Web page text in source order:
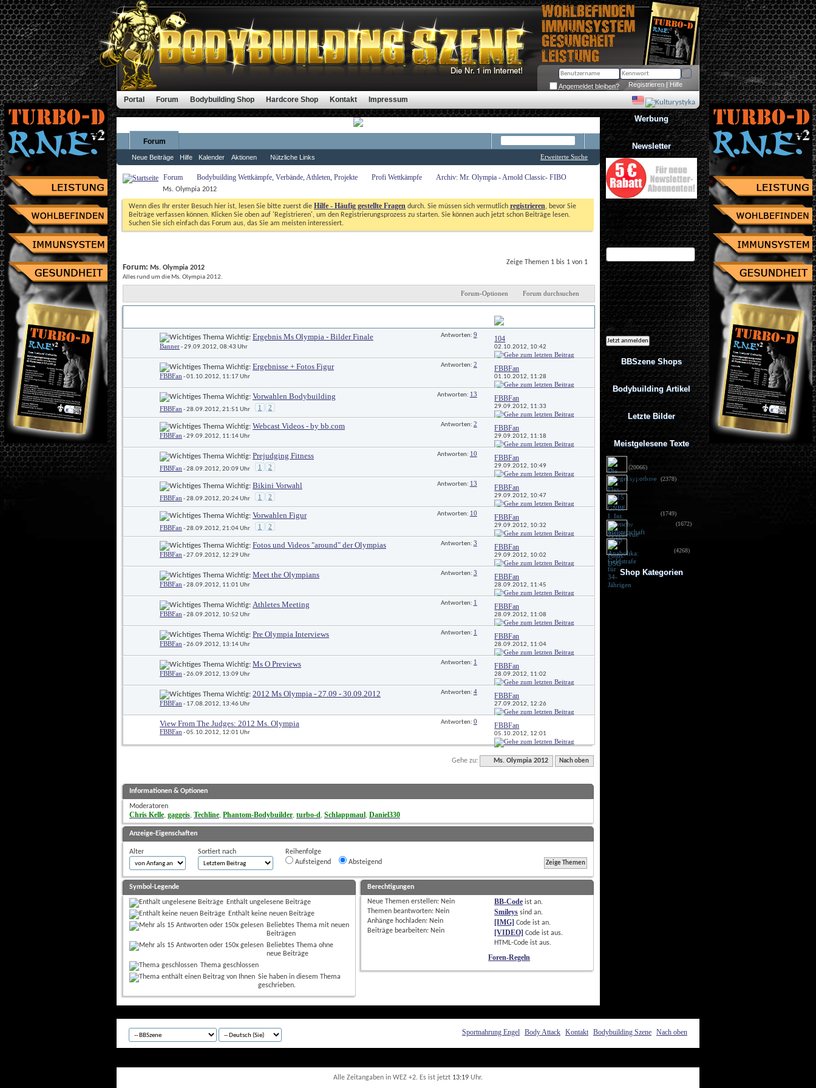
Angemeldet bleiben? Registrieren | Hilfe
Portal Forum Bodybuilding Shop Hardcore Shop Kontakt Impressum
Forum
Neue Beiträge Hilfe Kalender Aktionen Nützliche Links Erweiterte Suche
Forum Bodybuilding Wettkämpfe, Verbände, Athleten, Projekte Profi Wettkämpfe Archiv: Mr. Olympia - Arnold Classic- FIBO
Ms. Olympia 2012
Wenn dies Ihr erster Besuch hier ist, lesen Sie bitte zuerst die Hilfe - Häufig gestellte Fragen durch. Sie müssen sich vermutlich registrieren, bevor Sie
Beiträge verfassen können. Klicken Sie oben auf 'Registrieren', um den Registrierungsprozess zu starten. Sie können auch jetzt schon Beiträge lesen.
Suchen Sie sich einfach das Forum aus, das Sie am meisten interessiert.
Zeige Themen 1 bis 1 von 1
Forum: Ms. Olympia 2012
Alles rund um die Ms. Olympia 2012.
Forum-Optionen Forum durchsuchen
Wichtig: Ergebnis Ms Olympia - Bilder Finale
Banner - 29.09.2012, 08:43 Uhr
Antworten: 9 104
02.10.2012, 10:42
Wichtig: Ergebnisse + Fotos Figur
FBBFan - 01.10.2012, 11:17 Uhr
Antworten: 2 FBBFan
01.10.2012, 11:28
Wichtig: Vorwahlen Bodybuilding
FBBFan - 28.09.2012, 21:51 Uhr 1 2
Antworten: 13 FBBFan
29.09.2012, 11:33
Wichtig: Webcast Videos - by bb.com
FBBFan - 29.09.2012, 11:14 Uhr
Antworten: 2 FBBFan
29.09.2012, 11:18
Wichtig: Prejudging Fitness
FBBFan - 28.09.2012, 20:09 Uhr 1 2
Antworten: 10 FBBFan
29.09.2012, 10:49
Wichtig: Bikini Vorwahl
FBBFan - 28.09.2012, 20:24 Uhr 1 2
Antworten: 13 FBBFan
29.09.2012, 10:47
Wichtig: Vorwahlen Figur
FBBFan - 28.09.2012, 21:04 Uhr 1 2
Antworten: 10 FBBFan
29.09.2012, 10:32
Wichtig: Fotos und Videos "around" der Olympias
FBBFan - 27.09.2012, 12:29 Uhr
Antworten: 3 FBBFan
29.09.2012, 10:02
Wichtig: Meet the Olympians
FBBFan - 28.09.2012, 11:01 Uhr
Antworten: 3 FBBFan
28.09.2012, 11:45
Wichtig: Athletes Meeting
FBBFan - 28.09.2012, 10:52 Uhr
Antworten: 1 FBBFan
28.09.2012, 11:08
Wichtig: Pre Olympia Interviews
FBBFan - 26.09.2012, 13:14 Uhr
Antworten: 1 FBBFan
28.09.2012, 11:04
Wichtig: Ms O Previews
FBBFan - 26.09.2012, 13:09 Uhr
Antworten: 1 FBBFan
28.09.2012, 11:02
Wichtig: 2012 Ms Olympia - 27.09 - 30.09.2012
FBBFan - 17.08.2012, 13:46 Uhr
Antworten: 4 FBBFan
27.09.2012, 12:26
View From The Judges: 2012 Ms. Olympia
FBBFan - 05.10.2012, 12:01 Uhr
Antworten: 0 FBBFan
05.10.2012, 12:01
Gehe zu: Ms. Olympia 2012 Nach oben
Informationen & Optionen
Moderatoren
Chris Kelle, gaggeis, Techline, Phantom-Bodybuilder, turbo-d, Schlappmaul, Daniel330
Anzeige-Eigenschaften
Alter Sortiert nach
Reihenfolge
Aufsteigend
Absteigend
Symbol-Legende
Enthält ungelesene Beiträge
Enthält keine neuen Beiträge
Beliebtes Thema mit neuen
Beiträgen
Beliebtes Thema ohne
neue Beiträge
Thema geschlossen
Sie haben in diesem Thema
geschrieben.
Berechtigungen
Neue Themen erstellen: Nein
Themen beantworten: Nein
Anhänge hochladen: Nein
Beiträge bearbeiten: Nein
BB-Code istan.
Smileys sindan.
[IMG] Code istan.
[VIDEO] Code istaus.
HTML-Code istaus.
Foren-Regeln
Werbung
Newsletter
Jetzt zum Newsletter anmelden
und Gutschein über 10%
eMail Adresse
Ich möchte regelmäßig interessante
Angebote per eMail erhalten. Meine
eMail-Adresse wird nicht an andere
Unternehmen weitergegeben. Diese
Einwilligung zur Nutzung meiner
eMail-Adresse für Werbezwecke kann
ich jederzeit mit Wirkung für die
Zukunft widerrufen.
BBSzene Shops
Bodybuilding Artikel
Letzte Bilder
Meistgelesene Texte
Die Spiegelhypothese
(20066)
Flex 05/15 (2378)
(1749)
Sportrevue 6/15 (1672)
für 34-Jährigen
(4268)
Shop Kategorien
Frauen Fitness
Sportnahrung Engel Body Attack Kontakt Bodybuilding Szene Nach oben
Alle Zeitangaben in WEZ +2. Es ist jetzt 13:19 Uhr.